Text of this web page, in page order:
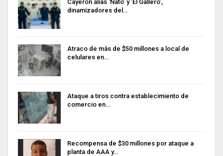
Cayeron alias ‘Ñato’ y ‘El Gallero’,
dinamizadores del…
Atraco de más de $50 millones a local de
celulares en…
Ataque a tiros contra establecimiento de
comercio en…
Recompensa de $30 millones por ataque a
planta de AAA y…